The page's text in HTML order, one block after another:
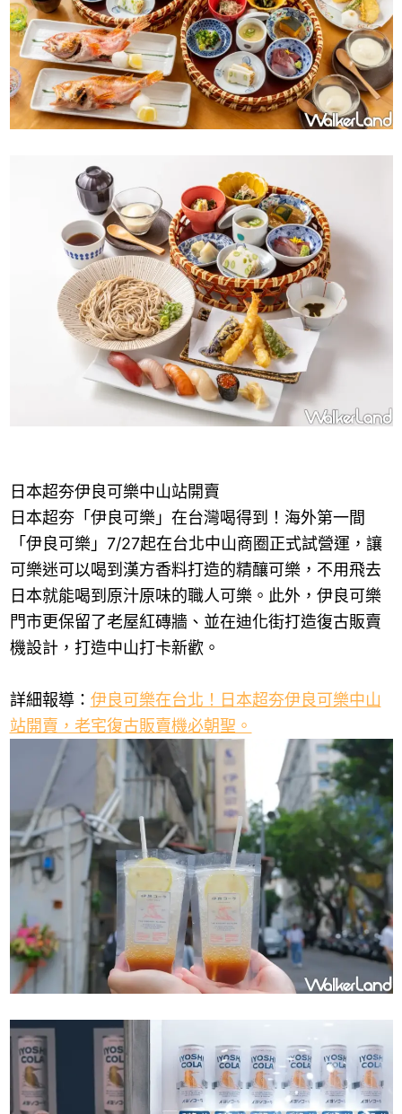
日本超夯伊良可樂中山站開賣
日本超夯「伊良可樂」在台灣喝得到！海外第一間
「伊良可樂」7/27起在台北中山商圈正式試營運，讓
可樂迷可以喝到漢方香料打造的精釀可樂，不用飛去
日本就能喝到原汁原味的職人可樂。此外，伊良可樂
門市更保留了老屋紅磚牆、並在迪化街打造復古販賣
機設計，打造中山打卡新歡。
詳細報導： 伊良可樂在台北！日本超夯伊良可樂中山
站開賣，老宅復古販賣機必朝聖。